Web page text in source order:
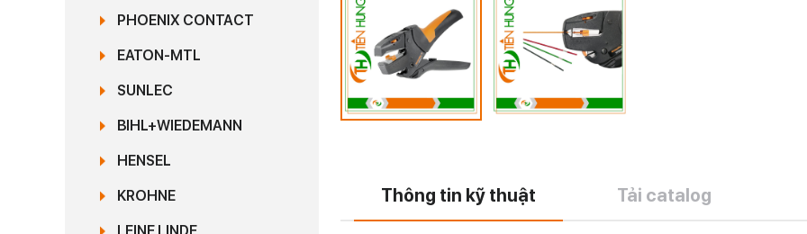
PHOENIX CONTACT
EATON-MTL
SUNLEC
BIHL+WIEDEMANN
HENSEL
KROHNE Thông tin kỹ thuật Tải catalog